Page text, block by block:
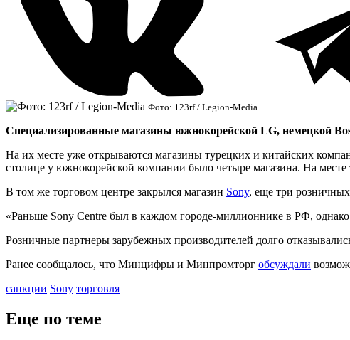
Фото: 123rf / Legion-Media
Специализированные магазины южнокорейской LG, немецкой
На их месте уже открываются магазины турецких и китайских
столице у южнокорейской компании было четыре магазина. На
В том же торговом центре закрылся магазин Sony, еще три розничных
«Раньше Sony Centre был в каждом городе-миллионнике в РФ,
Розничные партнеры зарубежных производителей долго
Ранее сообщалось, что Минцифры и Минпромторг обсуждали
санкции Sony торговля
Еще по теме